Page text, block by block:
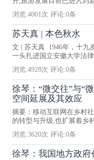
浏览:4001次 评论:0条
苏天真 | 本色秋水
文 | 苏天真 1946年，十九
一头扎进国立安徽大学法
浏览:4928次 评论:0条
徐琴：“微交往”与“
空间延展及其效应
摘要：移动互联网在乡村
的转型与升级,也扩展着乡
浏览:3620次 评论:0条
徐琴：我国地方政